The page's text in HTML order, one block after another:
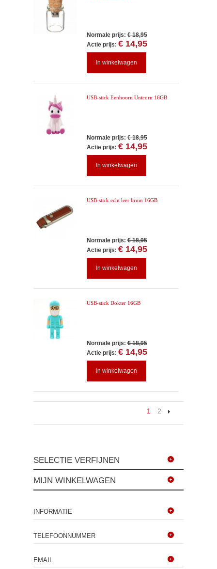
Normale prijs: € 18,95
Actie prijs: € 14,95
In winkelwagen
USB-stick Eenhoorn Unicorn 16GB
Normale prijs: € 18,95
Actie prijs: € 14,95
In winkelwagen
USB-stick echt leer bruin 16GB
Normale prijs: € 18,95
Actie prijs: € 14,95
In winkelwagen
USB-stick Dokter 16GB
Normale prijs: € 18,95
Actie prijs: € 14,95
In winkelwagen
1 2
SELECTIE VERFIJNEN
MIJN WINKELWAGEN
INFORMATIE
TELEFOONNUMMER
EMAIL